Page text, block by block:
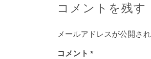
コメントを残す
メールアドレスが公開さ
コメント *